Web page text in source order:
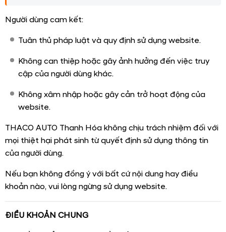
Người dùng cam kết:
Tuân thủ pháp luật và quy định sử dụng website.
Không can thiệp hoặc gây ảnh hưởng đến việc truy
cập của người dùng khác.
Không xâm nhập hoặc gây cản trở hoạt động của
website.
THACO AUTO Thanh Hóa không chịu trách nhiệm đối với
mọi thiệt hại phát sinh từ quyết định sử dụng thông tin
của người dùng.
Nếu bạn không đồng ý với bất cứ nội dung hay điều
khoản nào, vui lòng ngừng sử dụng website.
ĐIỀU KHOẢN CHUNG